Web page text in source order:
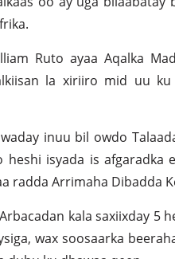
Ruto ayaa Aqalka
la xiriiro mid uu
inuu bil owdo
isyada is afgaradka
radda Arrimaha Dibadda
kala saxiixday 5
wax soosaarka